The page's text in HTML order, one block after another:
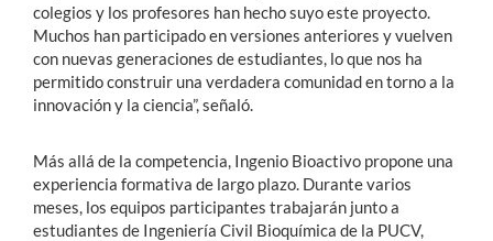
colegios y los profesores han hecho suyo este proyecto.
Muchos han participado en versiones anteriores y vuelven
con nuevas generaciones de estudiantes, lo que nos ha
permitido construir una verdadera comunidad en torno a la
innovación y la ciencia”, señaló.
Más allá de la competencia, Ingenio Bioactivo propone una
experiencia formativa de largo plazo. Durante varios
meses, los equipos participantes trabajarán junto a
estudiantes de Ingeniería Civil Bioquímica de la PUCV,